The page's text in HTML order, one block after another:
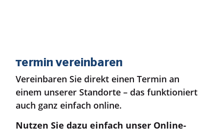
Termin vereinbaren
Vereinbaren Sie direkt einen Termin an
einem unserer Standorte – das funktioniert
auch ganz einfach online.
Nutzen Sie dazu einfach unser Online-